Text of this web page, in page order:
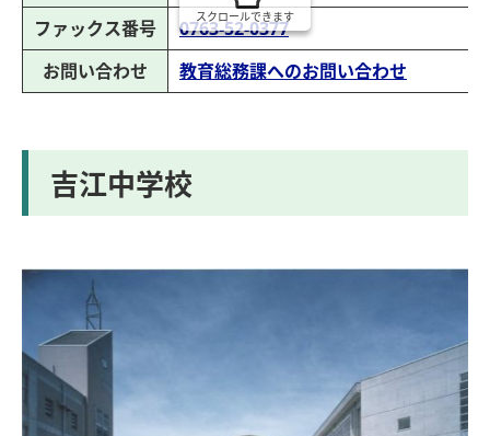
ファックス番号
0763-52-0377
お問い合わせ
教育総務課へのお問い合わせ
スクロールできます
吉江中学校